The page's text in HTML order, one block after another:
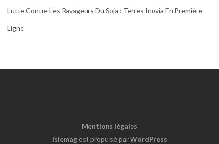
Lutte Contre Les Ravageurs Du Soja : Terres Inovia En Première
Ligne
Mentions légales
Islemagest propulsé parWordPress